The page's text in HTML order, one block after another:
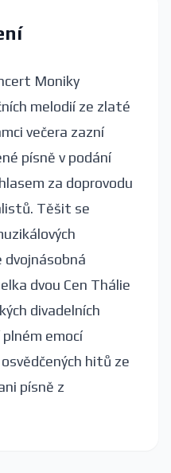
Moniky
melodií ze zlaté
večera zazní
písně v podání
za doprovodu
Těšit se
dvou Cen Thálie
divadelních
emocí
hitů ze
písně z